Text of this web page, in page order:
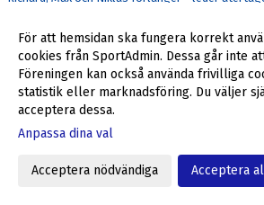
P04 klara för P16 Nationella 2020
P04 kvalar till P16 Nationella 2020
Föreningsdagar på Stadium Svågertorp börjar nu
Ulf Jansson om återkomsten till Kvarnby IK
Välkommen tillbaka till Kvarnby IK, Ulf Jansson!
För att hemsidan ska fungera korrekt
cookies från SportAdmin. Dessa går inte
Föreningen kan också använda frivilliga
statistik eller marknadsföring. Du väljer
acceptera dessa.
Anpassa dina val
Acceptera nödvändiga Acceptera